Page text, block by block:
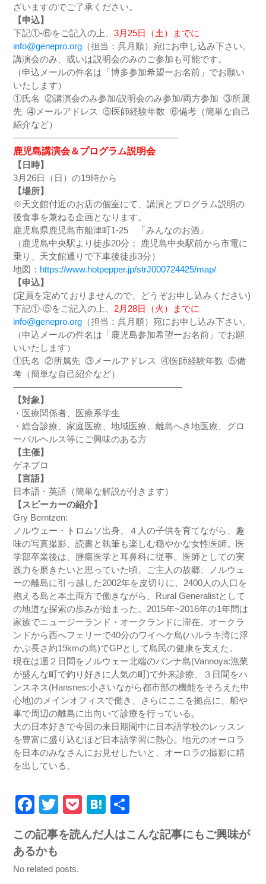
ざいますのでご了承ください。
【申込】
下記①-⑥をご記入の上、3月25日（土）
までに
info@genepro.org （担当：呉月順）宛にお申し込み下さい。
講演会のみ、或いは説明会のみのご参加も可能です。
（申込メールの件名は「博多参加希望ーお名前」でお願い
いたします）
①氏名 ②講演会のみ参加/説明会のみ参加/両方参加 ③所属
先 ④メールアドレス ⑤医師経験年数 ⑥備考（簡単な自己
紹介など）
——————————————————–
鹿児島講演会＆プログラム説明会
【日時】
3月26日（日）の19時から
【場所】
※天文館付近のお店の個室にて、講演とプログラム説明の
後食事を兼ねる企画となります。
鹿児島県鹿児島市船津町1-25 「みんなのお酒」
（鹿児島中央駅より徒歩20分； 鹿児島中央駅前から市電に
乗り、天文館通りで下車後徒歩3分）
地図： https://www.hotpepper.jp/strJ000724425/map/
【申込】
(定員を定めておりませんので、どうぞお申し込みください)
下記①-⑤をご記入の上、 2月28日（火）
までに
info@genepro.org （担当：呉月順）宛にお申し込み下さい。
（申込メールの件名は「鹿児島参加希望ーお名前」でお願
いいたします）
①氏名 ②所属先 ③メールアドレス ④医師経験年数 ⑤備
考（簡単な自己紹介など）
———————————————————
【対象】
・医療関係者、医療系学生
・総合診療、家庭医療、地域医療、離島へき地医療、グロ
ーバルヘルス等にご興味のある方
【主催】
ゲネプロ
【言語】
日本語・英語（簡単な解説が付きます）
【スピーカーの紹介】
Gry Berntzen:
ノルウェー・トロムソ出身、４人の子供を育てながら、趣
味の写真撮影、読書と執筆も楽しむ穏やかな女性医師。医
学部卒業後は、腫瘍医学と耳鼻科に従事。医師としての実
践力を磨きたいと思っていた頃、ご主人の故郷、ノルウェ
ーの離島に引っ越した2002年を皮切りに、2400人の人口を
抱える島と本土両方で働きながら、Rural Generalistとして
の地道な探索の歩みが始まった。2015年~2016年の1年間は
家族でニュージーランド・オークランドに滞在。オークラ
ンドから西へフェリーで40分のワイヘケ島(ハルラキ湾に浮
かぶ長さ約19kmの島)でGPとして島民の健康を支えた。
現在は週２日間をノルウェー北端のバンナ島(Vannoya:漁業
が盛んな町で釣り好きに人気の町)で外来診療、３日間をハ
ンスネス(Hansnes:小さいながら都市部の機能をそろえた中
心地)のメインオフィスで働き、さらにここを拠点に、船や
車で周辺の離島に出向いて診療を行っている。
大の日本好きで今回の来日期間中に日本語学校のレッスン
を豊富に盛り込むほど日本語学習に熱心。地元のオーロラ
を日本のみなさんにお見せしたいと、オーロラの撮影に精
を出している。
Facebook
Twitter
PocketHatena
有
この記事を読んだ人はこんな記事にもご興味が
あるかも
No related posts.